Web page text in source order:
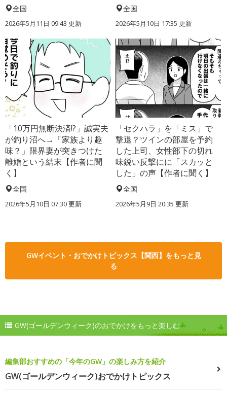
全国
2026年5月11日 09:43 更新
全国
2026年5月10日 17:35 更新
「10万円無断決済!?」誠実夫
が釣り沼へ→「家族より趣
味？」限界妻が突きつけた
離婚という結末【作者に聞
く】
全国
2026年5月10日 07:30 更新
「セクハラ」を「ミス」で
撃退？ツインの部屋を予約
した上司、女性部下の切れ
味鋭い反撃にに「スカッと
した」の声【作者に聞く】
全国
2026年5月9日 20:35 更新
GWイベント・おでかけトピックス【関西】をもっと見
る
GW(ゴールデンウィーク)のおでかけをもっと楽しむ
編集部おすすめの「今年のGW」の楽しみ方を紹介
GW(ゴールデンウィーク)おでかけトピックス